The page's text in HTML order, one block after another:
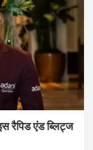
रैपिड एंड ब्लिट्ज